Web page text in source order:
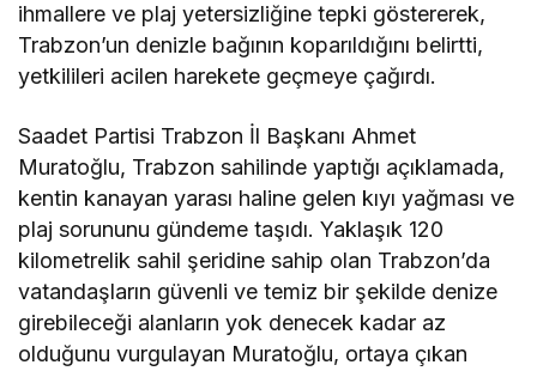
ihmallere ve plaj yetersizliğine tepki göstererek,
Trabzon’un denizle bağının koparıldığını belirtti,
yetkilileri acilen harekete geçmeye çağırdı.
Saadet Partisi Trabzon İl Başkanı Ahmet
Muratoğlu, Trabzon sahilinde yaptığı açıklamada,
kentin kanayan yarası haline gelen kıyı yağması ve
plaj sorununu gündeme taşıdı. Yaklaşık 120
kilometrelik sahil şeridine sahip olan Trabzon’da
vatandaşların güvenli ve temiz bir şekilde denize
girebileceği alanların yok denecek kadar az
olduğunu vurgulayan Muratoğlu, ortaya çıkan